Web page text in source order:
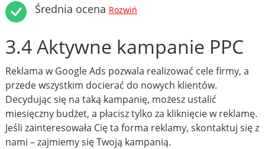
Średnia ocena Rozwiń
3.4 Aktywne kampanie PPC
Reklama w Google Ads pozwala realizować cele firmy, a
przede wszystkim docierać do nowych klientów.
Decydując się na taką kampanię, możesz ustalić
miesięczny budżet, a płacisz tylko za kliknięcie w reklamę.
Jeśli zainteresowała Cię ta forma reklamy, skontaktuj się z
nami – zajmiemy się Twoją kampanią.